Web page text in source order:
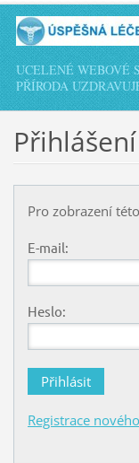
UCELENÉ WEBOVÉ
PŘÍRODA
Přihlášení
Pro zobrazení
E-mail:
Heslo:
Registrace